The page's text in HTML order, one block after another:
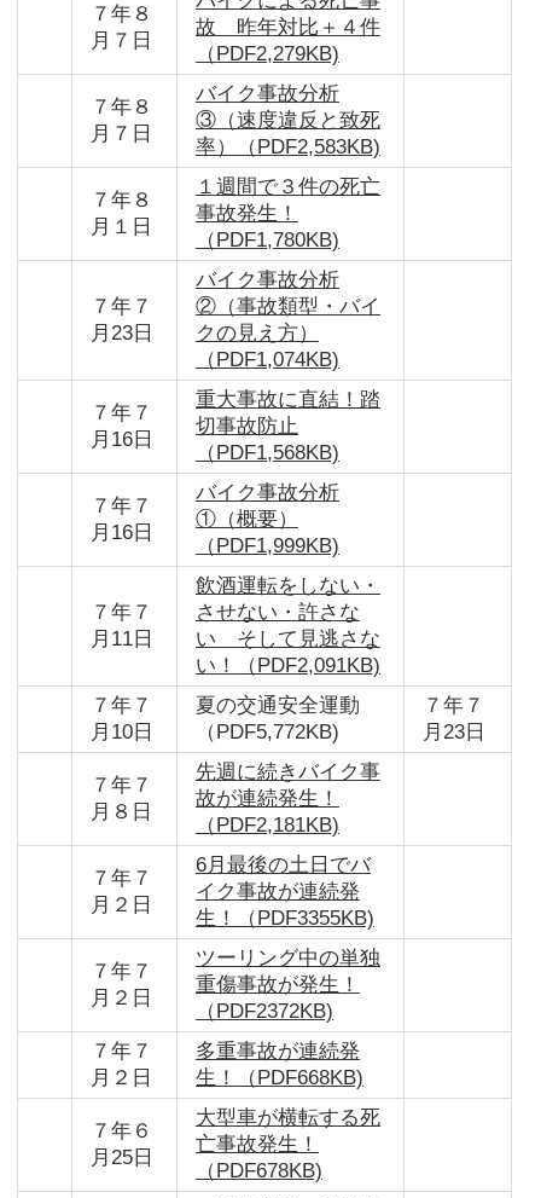
７年８
月７日
故 昨年対比＋４件
（PDF2,279KB)
７年８
月７日
バイク事故分析
③（速度違反と致死
率）（PDF2,583KB)
７年８
月１日
１週間で３件の死亡
事故発生！
（PDF1,780KB)
７年７
月23日
バイク事故分析
②（事故類型・バイ
クの見え方）
（PDF1,074KB)
７年７
月16日
重大事故に直結！踏
切事故防止
（PDF1,568KB)
７年７
月16日
バイク事故分析
①（概要）
（PDF1,999KB)
７年７
月11日
飲酒運転をしない・
させない・許さな
い そして見逃さな
い！（PDF2,091KB)
７年７
月10日
夏の交通安全運動
（PDF5,772KB)
７年７
月23日
７年７
月８日
先週に続きバイク事
故が連続発生！
（PDF2,181KB)
７年７
月２日
6月最後の土日でバ
イク事故が連続発
生！（PDF3355KB)
７年７
月２日
ツーリング中の単独
重傷事故が発生！
（PDF2372KB)
７年７
月２日
多重事故が連続発
生！（PDF668KB)
７年６
月25日
大型車が横転する死
亡事故発生！
（PDF678KB)